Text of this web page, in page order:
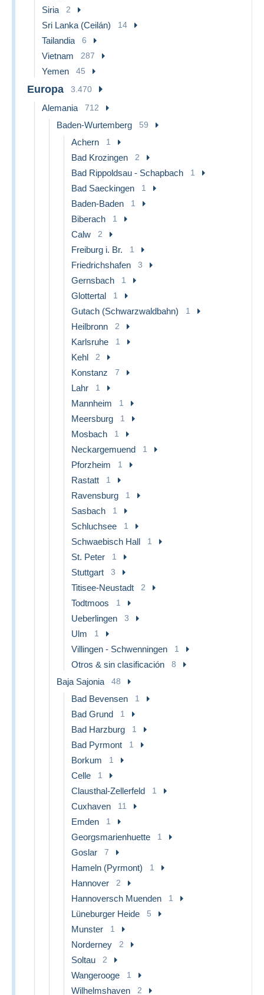
Siria 2
Sri Lanka (Ceilán) 14
Tailandia 6
Vietnam 287
Yemen 45
Europa 3.470
Alemania 712
Baden-Wurtemberg 59
Achern 1
Bad Krozingen 2
Bad Rippoldsau - Schapbach 1
Bad Saeckingen 1
Baden-Baden 1
Biberach 1
Calw 2
Freiburg i. Br. 1
Friedrichshafen 3
Gernsbach 1
Glottertal 1
Gutach (Schwarzwaldbahn) 1
Heilbronn 2
Karlsruhe 1
Kehl 2
Konstanz 7
Lahr 1
Mannheim 1
Meersburg 1
Mosbach 1
Neckargemuend 1
Pforzheim 1
Rastatt 1
Ravensburg 1
Sasbach 1
Schluchsee 1
Schwaebisch Hall 1
St. Peter 1
Stuttgart 3
Titisee-Neustadt 2
Todtmoos 1
Ueberlingen 3
Ulm 1
Villingen - Schwenningen 1
Otros & sin clasificación 8
Baja Sajonia 48
Bad Bevensen 1
Bad Grund 1
Bad Harzburg 1
Bad Pyrmont 1
Borkum 1
Celle 1
Clausthal-Zellerfeld 1
Cuxhaven 11
Emden 1
Georgsmarienhuette 1
Goslar 7
Hameln (Pyrmont) 1
Hannover 2
Hannoversch Muenden 1
Lüneburger Heide 5
Munster 1
Norderney 2
Soltau 2
Wangerooge 1
Wilhelmshaven 2